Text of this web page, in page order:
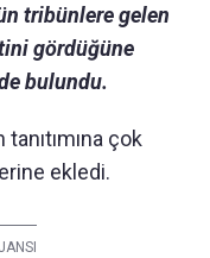
tribünlere gelen
gördüğüne
bulundu.
çok
ekledi.